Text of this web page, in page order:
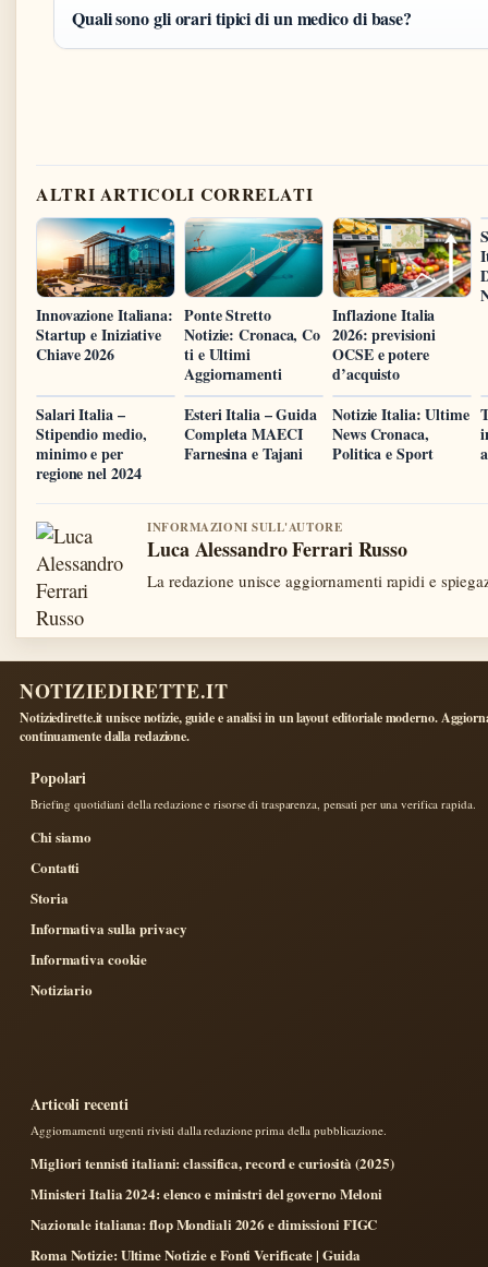
Quali sono gli orari tipici di un medico di base?
ALTRI ARTICOLI CORRELATI
Innovazione Italiana:
Startup e Iniziative
Chiave 2026
Ponte Stretto
Notizie: Cronaca, Co
ti e Ultimi
Aggiornamenti
Inflazione Italia
2026: previsioni
OCSE e potere
d’acquisto
Salari Italia –
Stipendio medio,
minimo e per
regione nel 2024
Esteri Italia – Guida
Completa MAECI
Farnesina e Tajani
Notizie Italia: Ultime
News Cronaca,
Politica e Sport
INFORMAZIONI SULL'AUTORE
Luca Alessandro Ferrari Russo
La redazione unisce aggiornamenti rapidi e
NOTIZIEDIRETTE.IT
Notiziedirette.it unisce notizie, guide e analisi in un layout editoriale moderno.
continuamente dalla redazione.
Popolari
Briefing quotidiani della redazione e risorse di trasparenza, pensati per una verifica rapida.
Chi siamo
Contatti
Storia
Informativa sulla privacy
Informativa cookie
Notiziario
Articoli recenti
Aggiornamenti urgenti rivisti dalla redazione prima della pubblicazione.
Migliori tennisti italiani: classifica, record e curiosità (2025)
Ministeri Italia 2024: elenco e ministri del governo Meloni
Nazionale italiana: flop Mondiali 2026 e dimissioni FIGC
Roma Notizie: Ultime Notizie e Fonti Verificate | Guida